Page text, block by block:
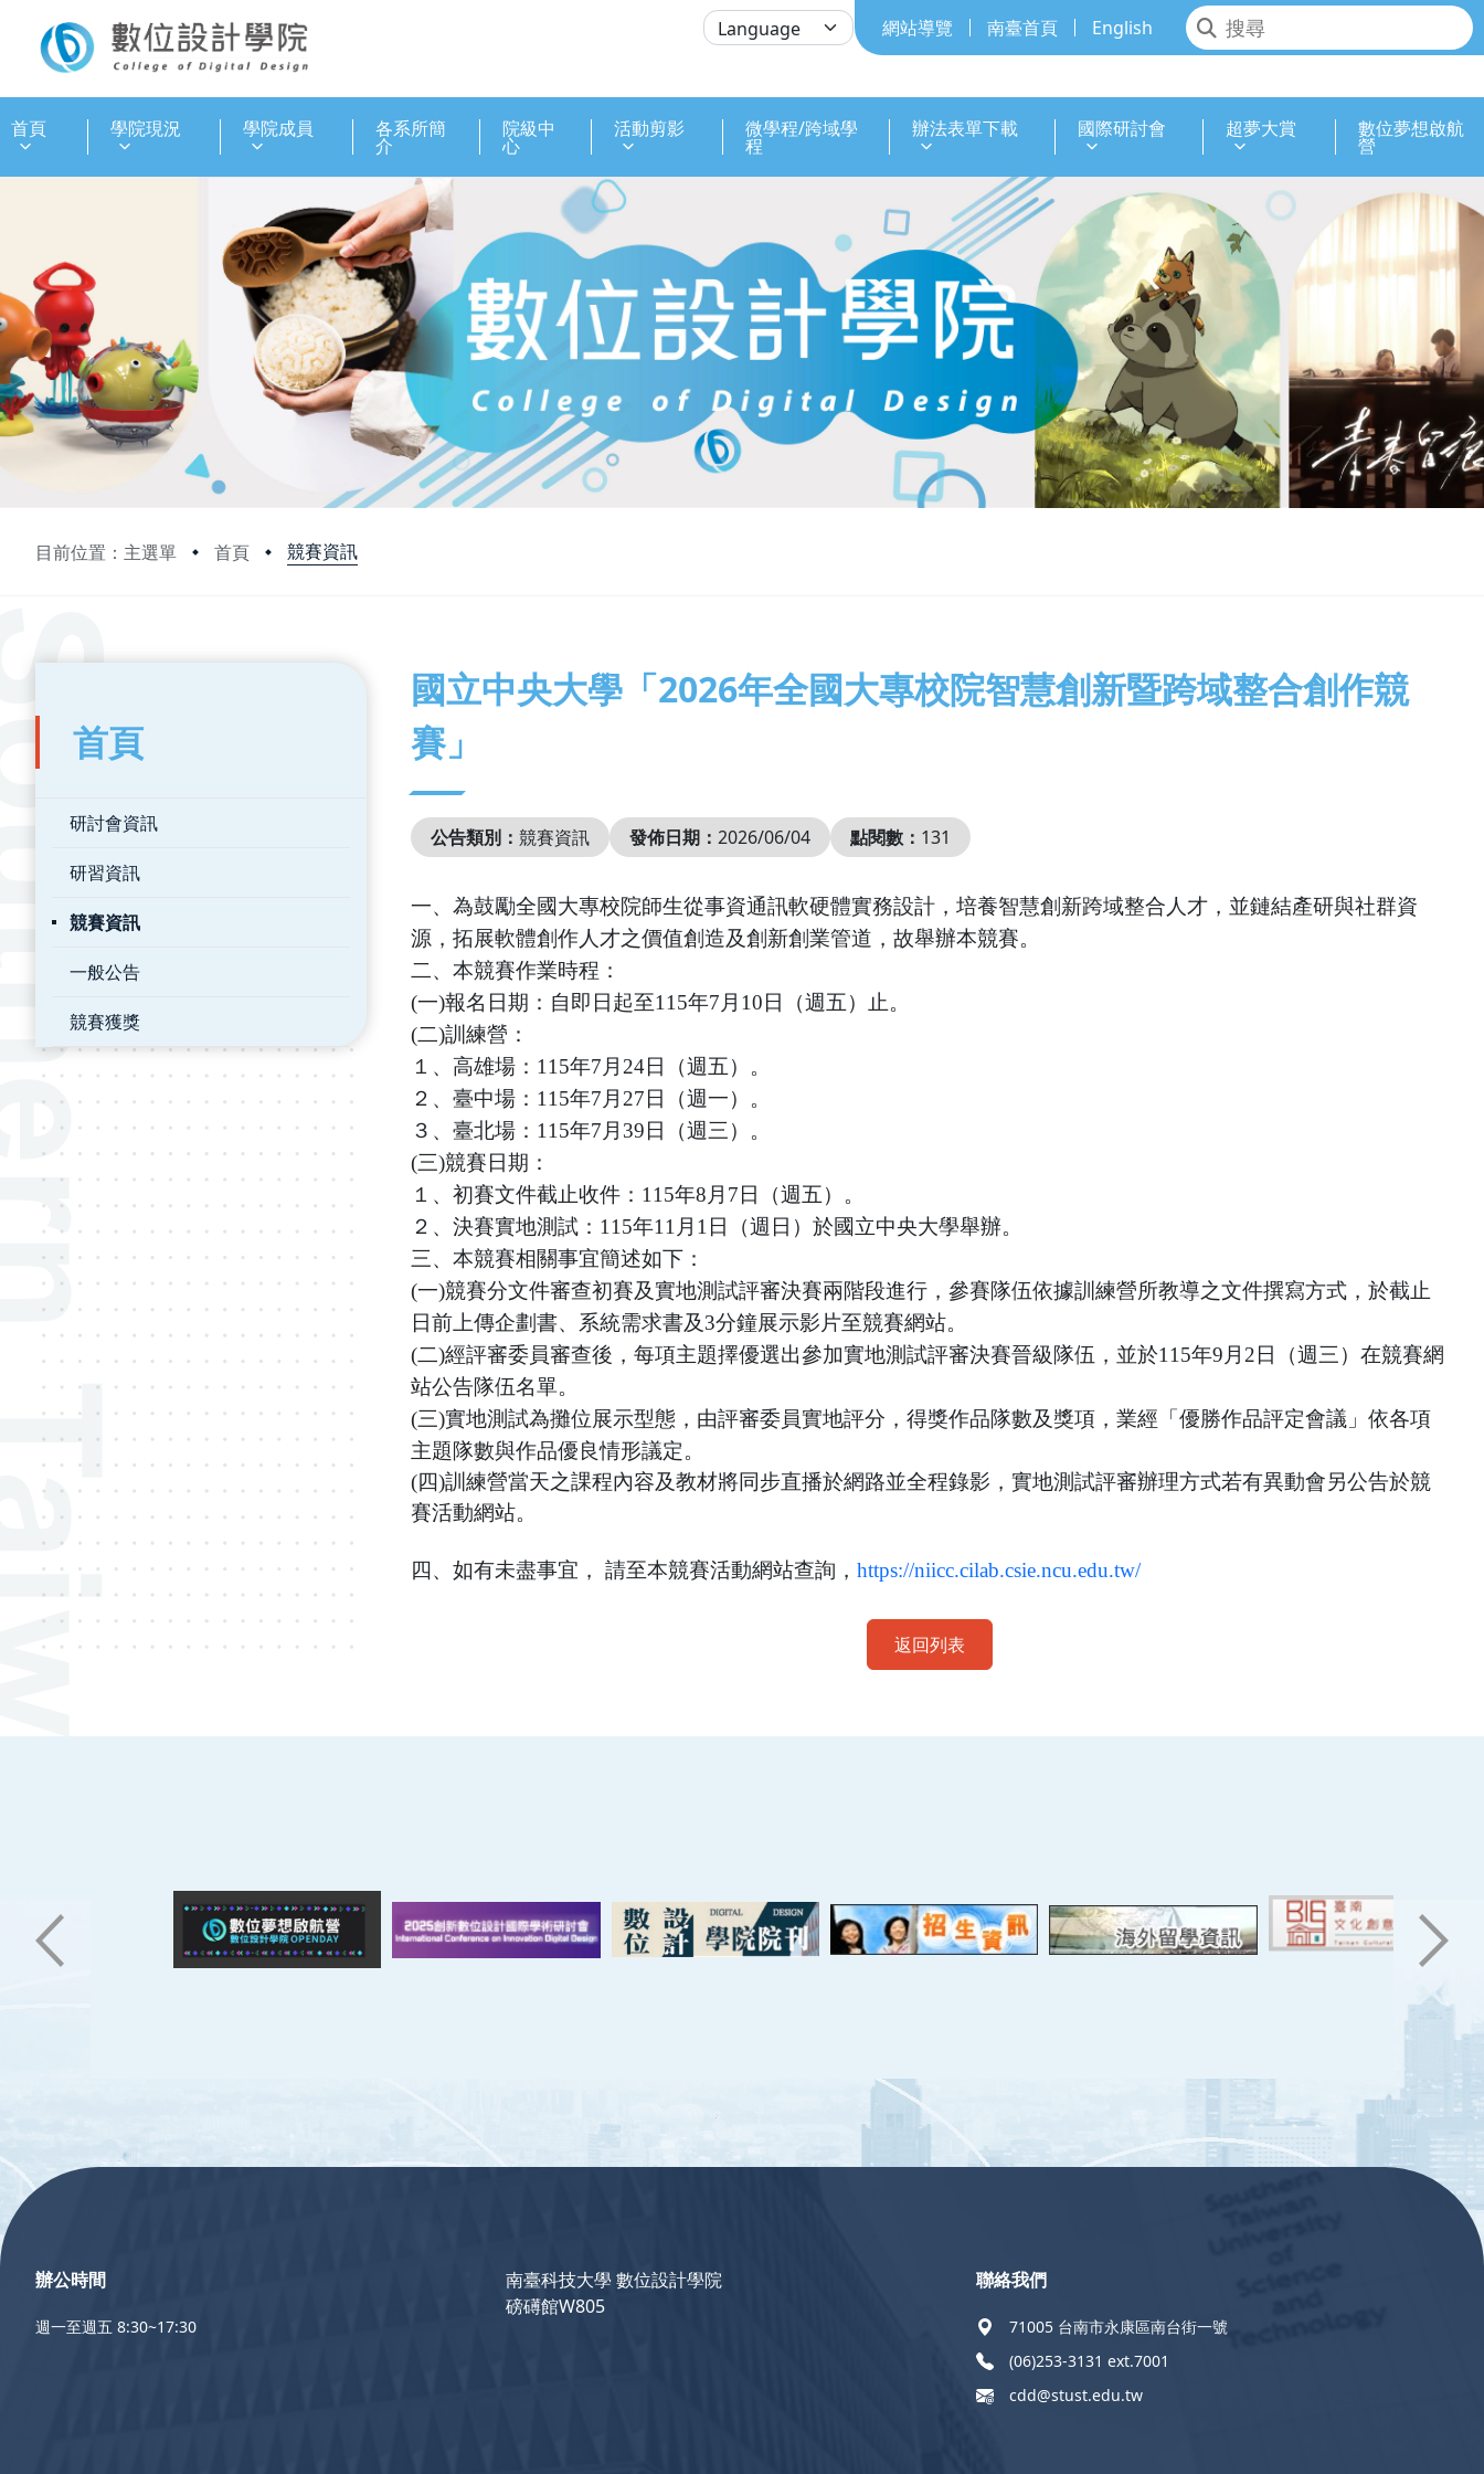
網站導覽 南臺首頁 English
首頁 學院現況 學院成員 各系所簡
介
院級中
心
活動剪影 微學程/跨域學
程
辦法表單下載 國際研討會 超夢大賞 數位夢想啟航
營
目前位置：主選單 首頁 競賽資訊
:::
首頁
研討會資訊
研習資訊
競賽資訊
一般公告
競賽獲獎
國立中央大學「2026年全國大專校院智慧創新暨跨域整合創作競
賽」
公告類別： 競賽資訊 發佈日期： 2026/06/04 點閱數： 131
一、為鼓勵全國大專校院師生從事資通訊軟硬體實務設計，培養智慧創新跨域整合人才，並鏈結產研與社群資
源，拓展軟體創作人才之價值創造及創新創業管道，故舉辦本競賽。
二、本競賽作業時程：
(一)報名日期：自即日起至115年7月10日（週五）止。
(二)訓練營：
１、高雄場：115年7月24日（週五）。
２、臺中場：115年7月27日（週一）。
３、臺北場：115年7月39日（週三）。
(三)競賽日期：
１、初賽文件截止收件：115年8月7日（週五）。
２、決賽實地測試：115年11月1日（週日）於國立中央大學舉辦。
三、本競賽相關事宜簡述如下：
(一)競賽分文件審查初賽及實地測試評審決賽兩階段進行，參賽隊伍依據訓練營所教導之文件撰寫方式，於截止
日前上傳企劃書、系統需求書及3分鐘展示影片至競賽網站。
(二)經評審委員審查後，每項主題擇優選出參加實地測試評審決賽晉級隊伍，並於115年9月2日（週三）在競賽網
站公告隊伍名單。
(三)實地測試為攤位展示型態，由評審委員實地評分，得獎作品隊數及獎項，業經「優勝作品評定會議」依各項
主題隊數與作品優良情形議定。
(四)訓練營當天之課程內容及教材將同步直播於網路並全程錄影，實地測試評審辦理方式若有異動會另公告於競
賽活動網站。
四、如有未盡事宜， 請至本競賽活動網站查詢， https://niicc.cilab.csie.ncu.edu.tw/
返回列表
:::
南臺科技大學 數位設計學院
磅礡館W805
聯絡我們
71005 台南市永康區南台街一號
(06)253-3131 ext.7001
cdd@stust.edu.tw
辦公時間
週一至週五 8:30~17:30